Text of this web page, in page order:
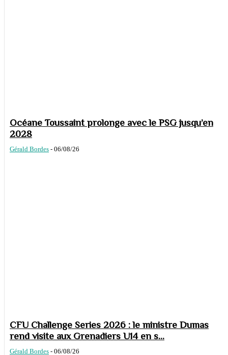
Océane Toussaint prolonge avec le PSG jusqu’en
2028
Gérald Bordes - 06/08/26
CFU Challenge Series 2026 : le ministre Dumas
rend visite aux Grenadiers U14 en s...
Gérald Bordes - 06/08/26